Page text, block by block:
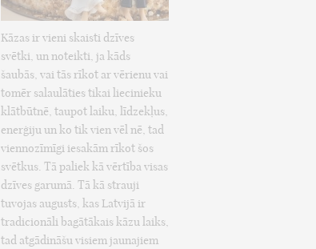
Kāzas ir vieni skaisti dzīves
svētki, un noteikti, ja kāds
šaubās, vai tās rīkot ar vērienu vai
tomēr salaulāties tikai liecinieku
klātbūtnē, taupot laiku, līdzekļus,
enerģiju un ko tik vien vēl nē, tad
viennozīmīgi iesakām rīkot šos
svētkus. Tā paliek kā vērtība visas
dzīves garumā. Tā kā strauji
tuvojas augusts, kas Latvijā ir
tradicionāli bagātākais kāzu laiks,
tad atgādināšu visiem jaunajiem